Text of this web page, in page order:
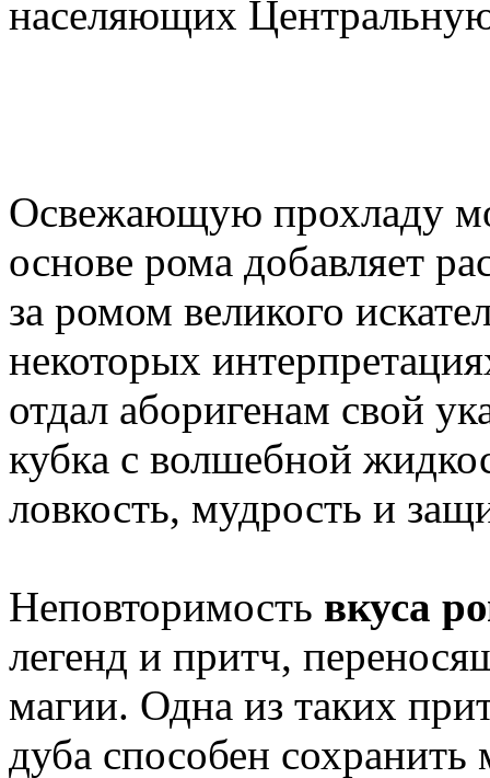
населяющих
Освежающую прохладу
основе рома добавляет
за ромом великого
некоторых
отдал аборигенам свой
кубка с волшебной
ловкость, мудрость и
Неповторимость вкуса
легенд и притч,
магии. Одна из таких
дуба способен сохранить